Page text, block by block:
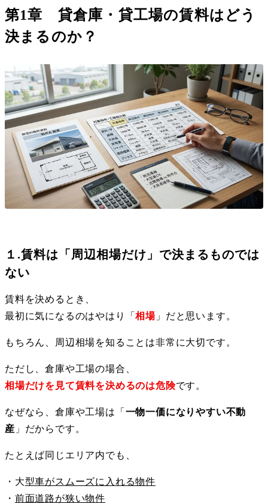
第1章 貸倉庫・貸工場の賃料はどう
決まるのか？
１.賃料は「周辺相場だけ」で決まるものでは
ない
賃料を決めるとき、
最初に気になるのはやはり「相場 」だと思います。
もちろん、周辺相場を知ることは非常に大切です。
ただし、倉庫や工場の場合、
相場だけを見て賃料を決めるのは危険です。
なぜなら、倉庫や工場は「 一物一価になりやすい不動
産 」だからです。
たとえば同じエリア内でも、
・大型車がスムーズに入れる物件
・ 前面道路が狭い物件